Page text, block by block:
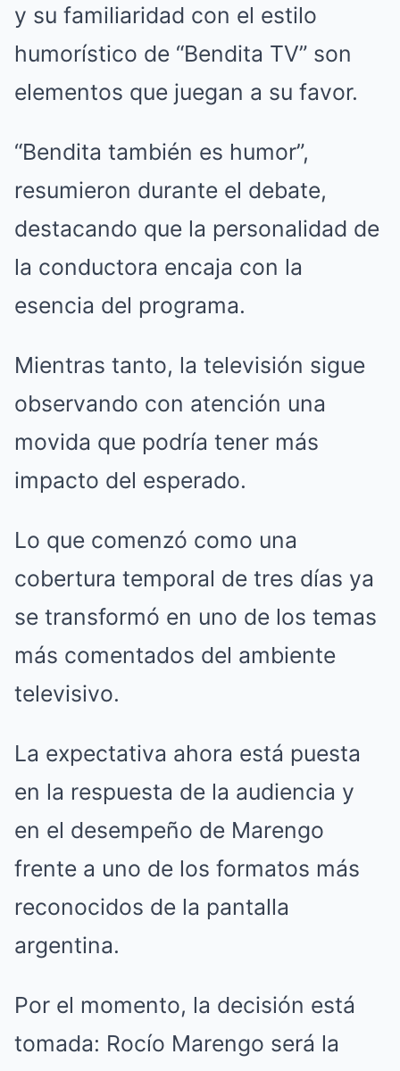
y su familiaridad con el estilo
humorístico de “Bendita TV” son
elementos que juegan a su favor.
“Bendita también es humor”,
resumieron durante el debate,
destacando que la personalidad de
la conductora encaja con la
esencia del programa.
Mientras tanto, la televisión sigue
observando con atención una
movida que podría tener más
impacto del esperado.
Lo que comenzó como una
cobertura temporal de tres días ya
se transformó en uno de los temas
más comentados del ambiente
televisivo.
La expectativa ahora está puesta
en la respuesta de la audiencia y
en el desempeño de Marengo
frente a uno de los formatos más
reconocidos de la pantalla
argentina.
Por el momento, la decisión está
tomada: Rocío Marengo será la